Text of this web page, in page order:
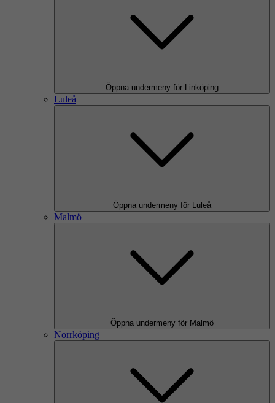
Öppna undermeny för Linköping
Luleå
Öppna undermeny för Luleå
Malmö
Öppna undermeny för Malmö
Norrköping